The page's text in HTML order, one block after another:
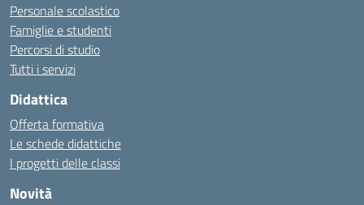
Personale scolastico
Famiglie e studenti
Percorsi di studio
Tutti i servizi
Didattica
Offerta formativa
Le schede didattiche
I progetti delle classi
Novità